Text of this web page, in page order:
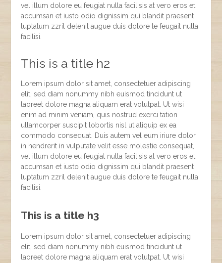
vel illum dolore eu feugiat nulla facilisis at vero eros et
accumsan et iusto odio dignissim qui blandit praesent
luptatum zzril delenit augue duis dolore te feugait nulla
facilisi.
This is a title h2
Lorem ipsum dolor sit amet, consectetuer adipiscing
elit, sed diam nonummy nibh euismod tincidunt ut
laoreet dolore magna aliquam erat volutpat. Ut wisi
enim ad minim veniam, quis nostrud exerci tation
ullamcorper suscipit lobortis nisl ut aliquip ex ea
commodo consequat. Duis autem vel eum iriure dolor
in hendrerit in vulputate velit esse molestie consequat,
vel illum dolore eu feugiat nulla facilisis at vero eros et
accumsan et iusto odio dignissim qui blandit praesent
luptatum zzril delenit augue duis dolore te feugait nulla
facilisi.
This is a title h3
Lorem ipsum dolor sit amet, consectetuer adipiscing
elit, sed diam nonummy nibh euismod tincidunt ut
laoreet dolore magna aliquam erat volutpat. Ut wisi